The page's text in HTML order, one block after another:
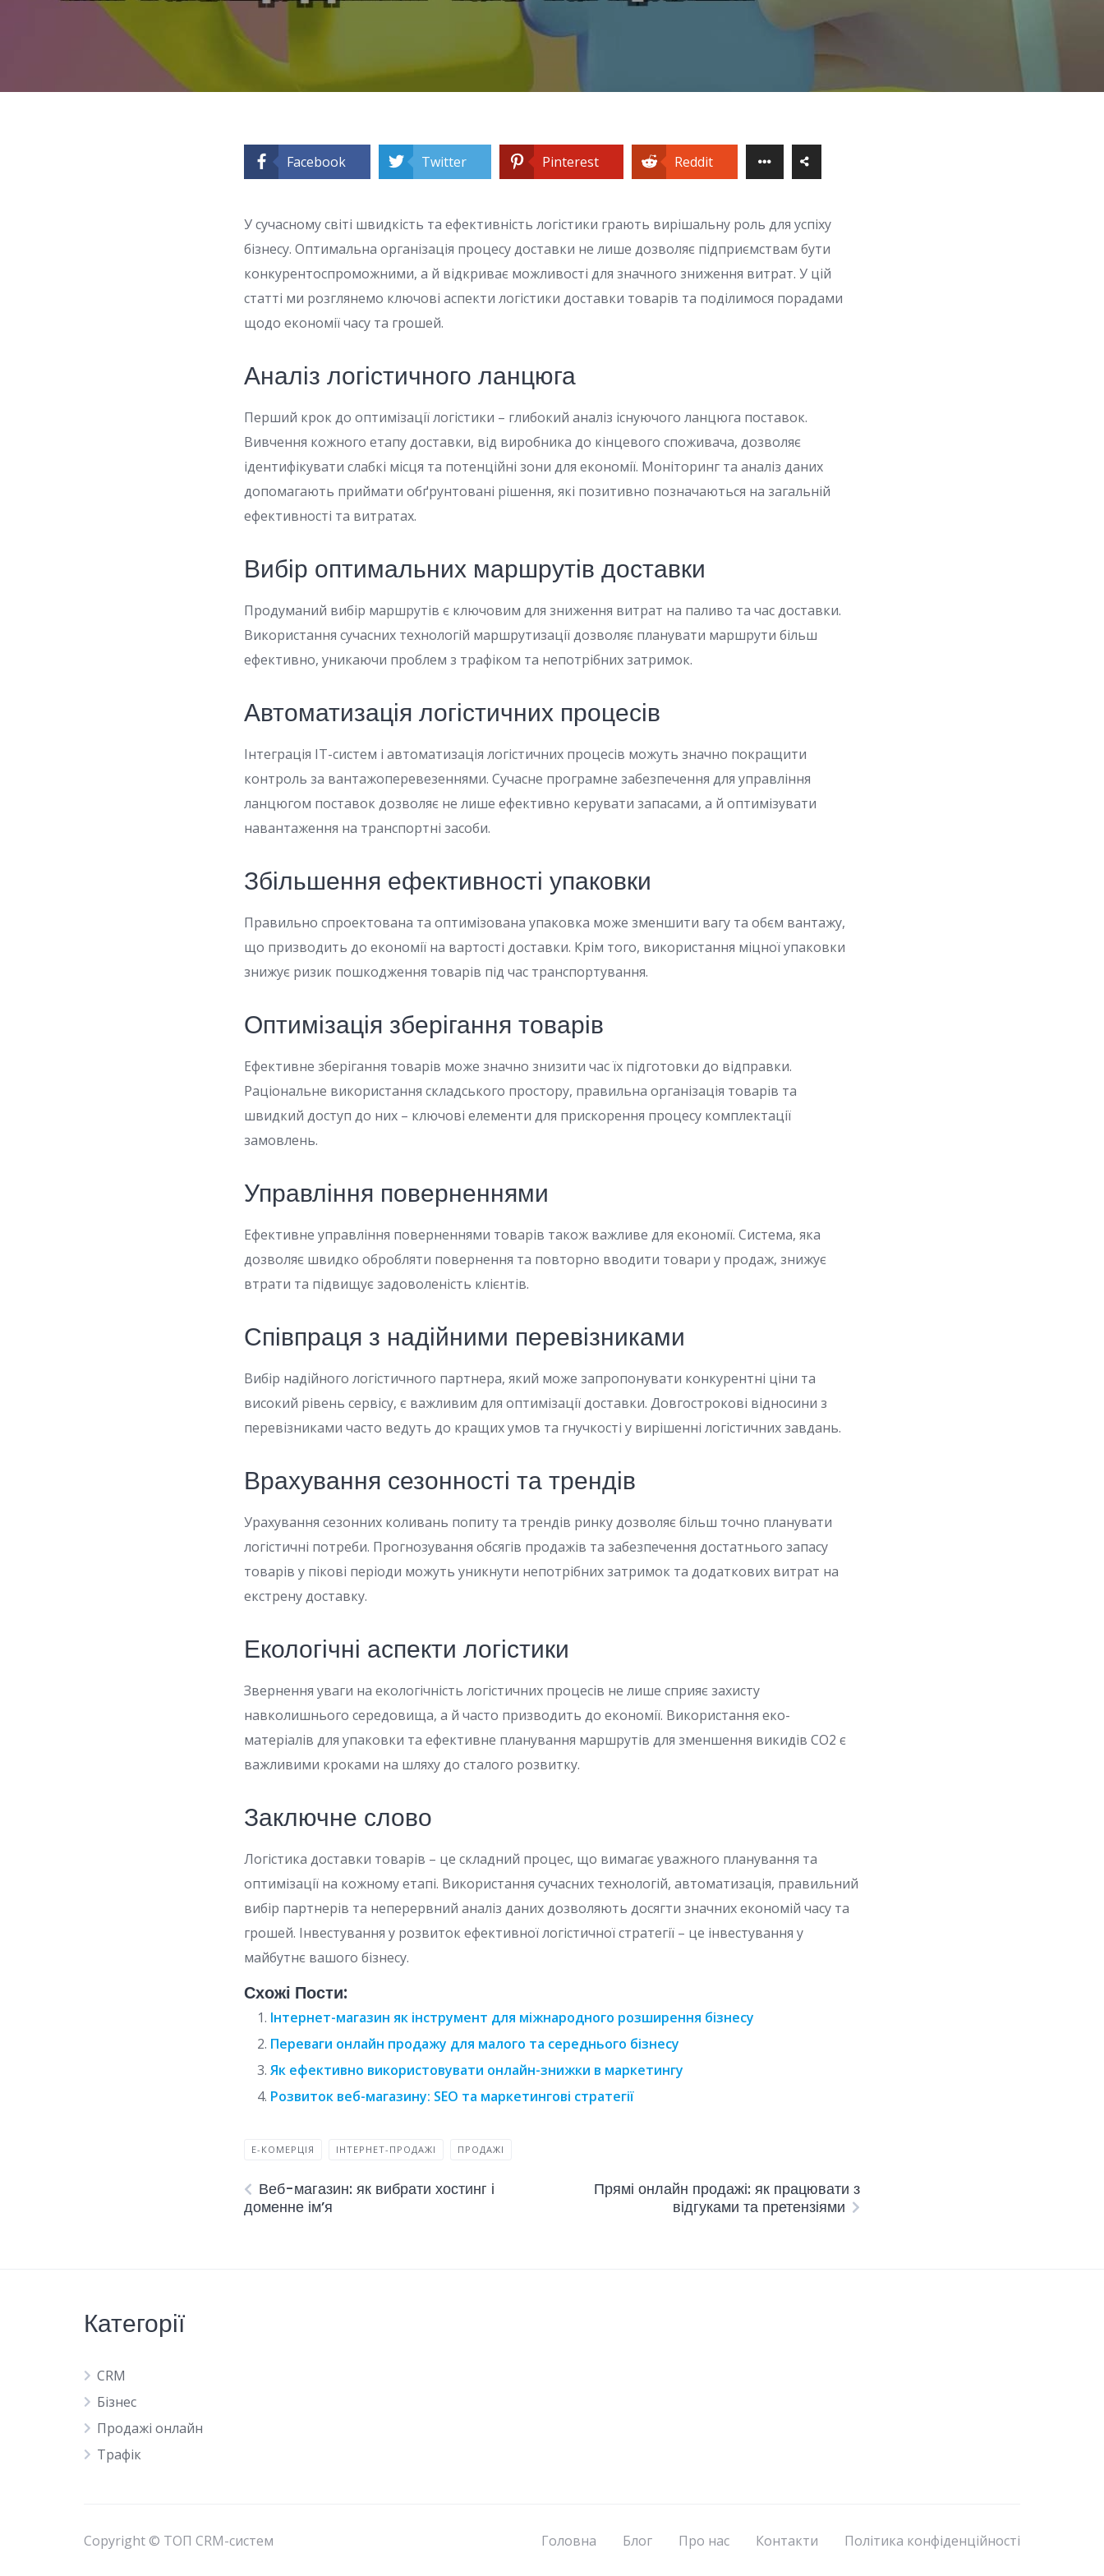
Facebook Twitter Pinterest Reddit
У сучасному світі швидкість та ефективність логістики грають вирішальну роль для успіху
бізнесу. Оптимальна організація процесу доставки не лише дозволяє підприємствам бути
конкурентоспроможними, а й відкриває можливості для значного зниження витрат. У цій
статті ми розглянемо ключові аспекти логістики доставки товарів та поділимося порадами
щодо економії часу та грошей.
Аналіз логістичного ланцюга
Перший крок до оптимізації логістики – глибокий аналіз існуючого ланцюга поставок.
Вивчення кожного етапу доставки, від виробника до кінцевого споживача, дозволяє
ідентифікувати слабкі місця та потенційні зони для економії. Моніторинг та аналіз даних
допомагають приймати обґрунтовані рішення, які позитивно позначаються на загальній
ефективності та витратах.
Вибір оптимальних маршрутів доставки
Продуманий вибір маршрутів є ключовим для зниження витрат на паливо та час доставки.
Використання сучасних технологій маршрутизації дозволяє планувати маршрути більш
ефективно, уникаючи проблем з трафіком та непотрібних затримок.
Автоматизація логістичних процесів
Інтеграція ІТ-систем і автоматизація логістичних процесів можуть значно покращити
контроль за вантажоперевезеннями. Сучасне програмне забезпечення для управління
ланцюгом поставок дозволяє не лише ефективно керувати запасами, а й оптимізувати
навантаження на транспортні засоби.
Збільшення ефективності упаковки
Правильно спроектована та оптимізована упаковка може зменшити вагу та обєм вантажу,
що призводить до економії на вартості доставки. Крім того, використання міцної упаковки
знижує ризик пошкодження товарів під час транспортування.
Оптимізація зберігання товарів
Ефективне зберігання товарів може значно знизити час їх підготовки до відправки.
Раціональне використання складського простору, правильна організація товарів та
швидкий доступ до них – ключові елементи для прискорення процесу комплектації
замовлень.
Управління поверненнями
Ефективне управління поверненнями товарів також важливе для економії. Система, яка
дозволяє швидко обробляти повернення та повторно вводити товари у продаж, знижує
втрати та підвищує задоволеність клієнтів.
Співпраця з надійними перевізниками
Вибір надійного логістичного партнера, який може запропонувати конкурентні ціни та
високий рівень сервісу, є важливим для оптимізації доставки. Довгострокові відносини з
перевізниками часто ведуть до кращих умов та гнучкості у вирішенні логістичних завдань.
Врахування сезонності та трендів
Урахування сезонних коливань попиту та трендів ринку дозволяє більш точно планувати
логістичні потреби. Прогнозування обсягів продажів та забезпечення достатнього запасу
товарів у пікові періоди можуть уникнути непотрібних затримок та додаткових витрат на
екстрену доставку.
Екологічні аспекти логістики
Звернення уваги на екологічність логістичних процесів не лише сприяє захисту
навколишнього середовища, а й часто призводить до економії. Використання еко-
матеріалів для упаковки та ефективне планування маршрутів для зменшення викидів CO2 є
важливими кроками на шляху до сталого розвитку.
Заключне слово
Логістика доставки товарів – це складний процес, що вимагає уважного планування та
оптимізації на кожному етапі. Використання сучасних технологій, автоматизація, правильний
вибір партнерів та неперервний аналіз даних дозволяють досягти значних економій часу та
грошей. Інвестування у розвиток ефективної логістичної стратегії – це інвестування у
майбутнє вашого бізнесу.
Схожі Пости:
Інтернет-магазин як інструмент для міжнародного розширення бізнесу
Переваги онлайн продажу для малого та середнього бізнесу
Як ефективно використовувати онлайн-знижки в маркетингу
Розвиток веб-магазину: SEO та маркетингові стратегії
Е-КОМЕРЦІЯ ІНТЕРНЕТ-ПРОДАЖІ ПРОДАЖІ
Веб-магазин: як вибрати хостинг і
доменне ім’я
Прямі онлайн продажі: як працювати з
відгуками та претензіями
Категорії
CRM
Бізнес
Продажі онлайн
Трафік
Copyright © ТОП CRM-систем Головна Блог Про нас Контакти Політика конфіденційності